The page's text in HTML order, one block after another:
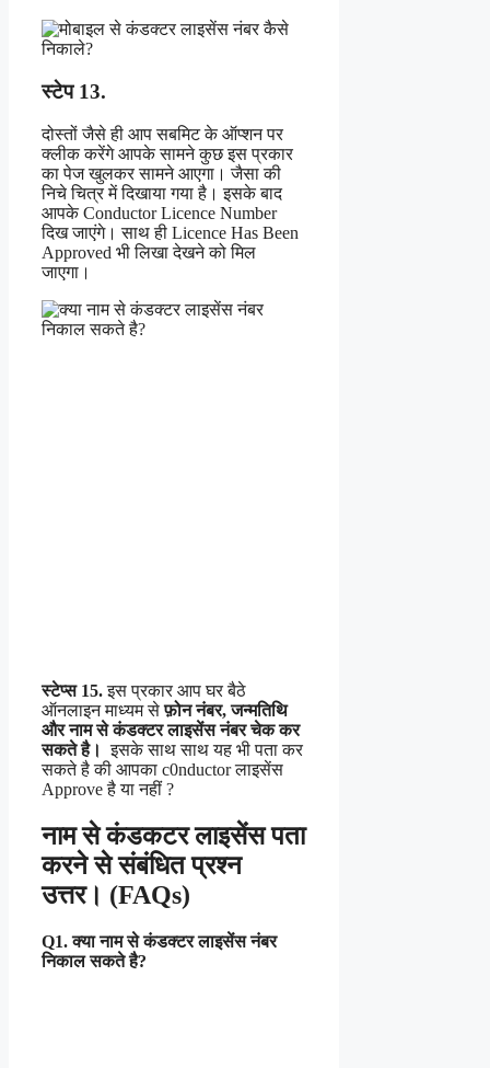
स्टेप 13.
दोस्तों जैसे ही आप सबमिट के ऑप्शन पर
क्लीक करेंगे आपके सामने कुछ इस प्रकार
का पेज खुलकर सामने आएगा। जैसा की
निचे चित्र में दिखाया गया है। इसके बाद
आपके Conductor Licence Number
दिख जाएंगे। साथ ही Licence Has Been
Approved भी लिखा देखने को मिल
जाएगा।
स्टेप्स 15.इस प्रकार आप घर बैठे
ऑनलाइन माध्यम सेफ़ोन नंबर, जन्मतिथि
और नाम से कंडक्टर लाइसेंस नंबर चेक कर
सकते है। इसके साथ साथ यह भी पता कर
सकते है की आपका c0nductor लाइसेंस
Approve है या नहीं ?
नाम से कंडकटर लाइसेंस पता
करने से संबंधित प्रश्न
उत्तर। (FAQs)
Q1. क्या नाम से कंडक्टर लाइसेंस नंबर
निकाल सकते है?